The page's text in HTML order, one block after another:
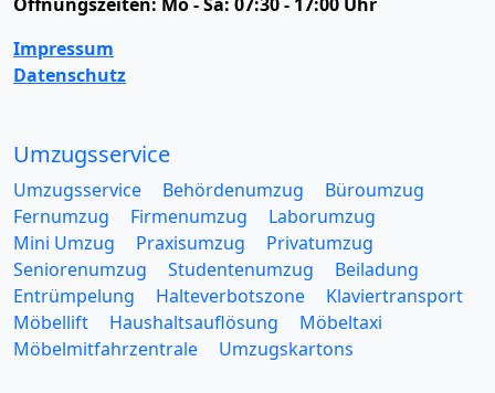
Impressum
Datenschutz
Umzugsservice
Umzugsservice Behördenumzug
Büroumzug
Fernumzug
Firmenumzug
Laborumzug
Mini Umzug
Praxisumzug
Privatumzug
Seniorenumzug
Studentenumzug
Beiladung
Entrümpelung
Halteverbotszone
Klaviertransport
Möbellift
Haushaltsauflösung
Möbeltaxi
Möbelmitfahrzentrale
Umzugskartons